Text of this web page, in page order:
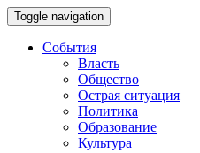
Toggle navigation
События
Власть
Общество
Острая ситуация
Политика
Образование
Культура